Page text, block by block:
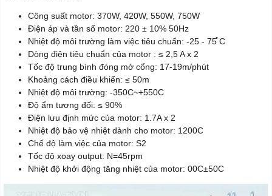
Công suất motor: 370W, 420W, 550W, 750W
Điện áp và tần số motor: 220 ± 10% 50Hz
Nhiệt độ môi trường làm việc tiêu chuẩn: -25 - 75̊̊ C
Dòng điện tiêu chuẩn của motor : ≤ 2,5 A x 2
Tốc độ trung bình đóng mở cổng: 17-19m/phút
Khoảng cách điều khiển: ≤ 50m
Nhiệt độ môi trường: -350C~+550C
Độ ẩm tương đối: ≤ 90%
Điện lưu định mức của motor: 1.7A x 2
Nhiệt độ bảo vệ nhiệt dành cho motor: 1200C
Chế độ làm việc của motor: S2
Tốc độ xoay output: N=45rpm
Nhiệt độ khởi động tăng nhiệt của motor: 00C±50C